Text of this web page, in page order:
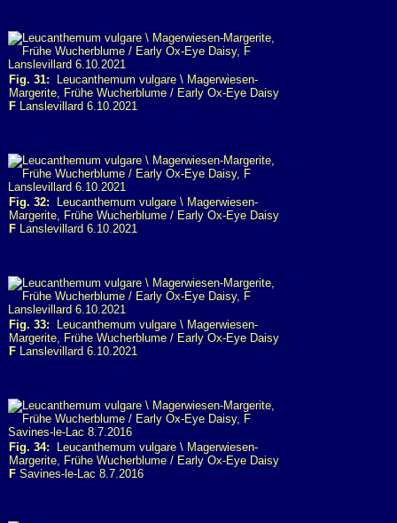
Fig. 31: Leucanthemum vulgare \ Magerwiesen-
Margerite, Frühe Wucherblume / Early Ox-Eye Daisy
F Lanslevillard 6.10.2021
Fig. 32: Leucanthemum vulgare \ Magerwiesen-
Margerite, Frühe Wucherblume / Early Ox-Eye Daisy
F Lanslevillard 6.10.2021
Fig. 33: Leucanthemum vulgare \ Magerwiesen-
Margerite, Frühe Wucherblume / Early Ox-Eye Daisy
F Lanslevillard 6.10.2021
Fig. 34: Leucanthemum vulgare \ Magerwiesen-
Margerite, Frühe Wucherblume / Early Ox-Eye Daisy
F Savines-le-Lac 8.7.2016